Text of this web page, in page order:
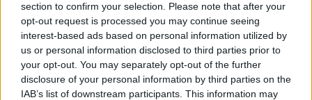
section to confirm your selection. Please note that after your
opt-out request is processed you may continue seeing
interest-based ads based on personal information utilized by
us or personal information disclosed to third parties prior to
your opt-out. You may separately opt-out of the further
disclosure of your personal information by third parties on the
IAB’s list of downstream participants. This information may
Marcos Leonardo laat eerste indruk achter bij
Ajax: 'Hier gaan fans van genieten'
Resterend oefenprogramma Ajax: waar zijn de
duels te zien